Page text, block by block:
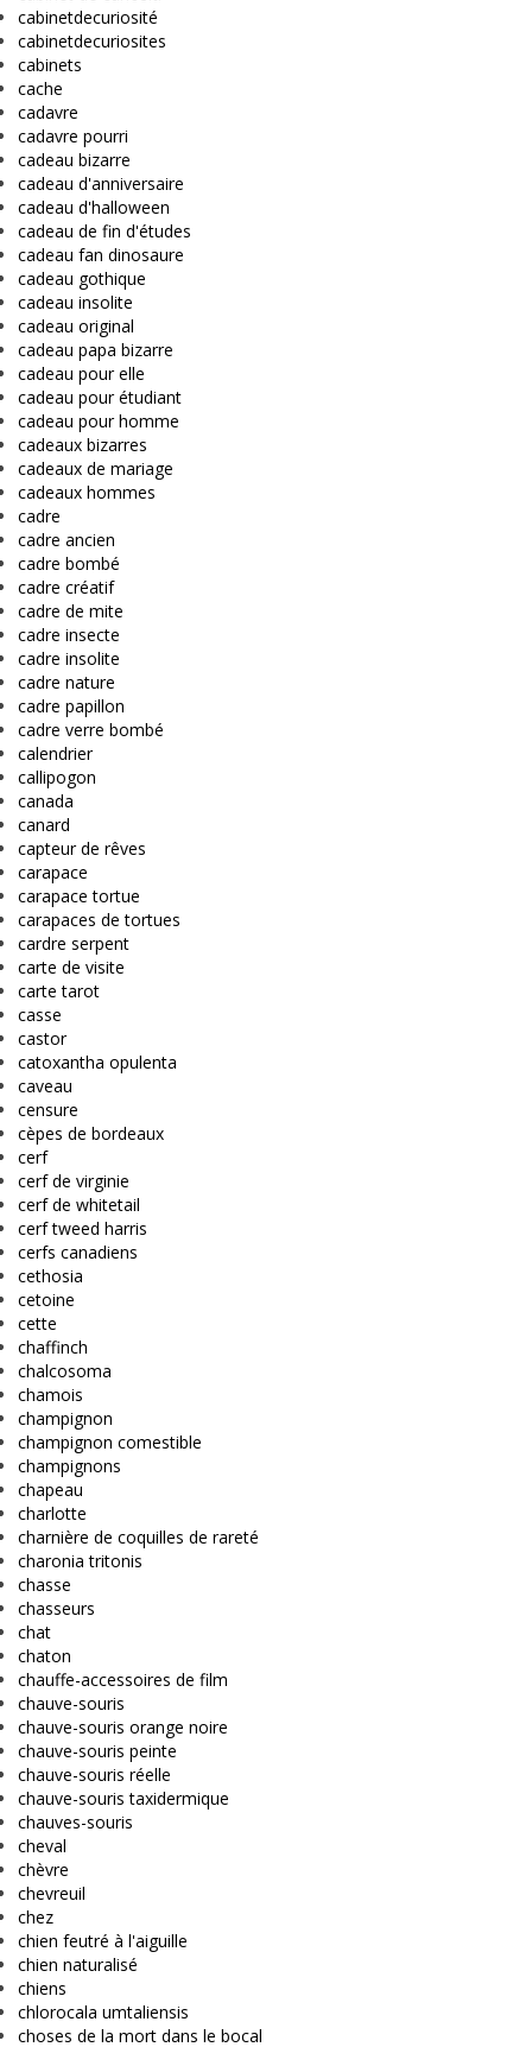
cabinetdecuriosité
cabinetdecuriosites
cabinets
cache
cadavre
cadavre pourri
cadeau bizarre
cadeau d'anniversaire
cadeau d'halloween
cadeau de fin d'études
cadeau fan dinosaure
cadeau gothique
cadeau insolite
cadeau original
cadeau papa bizarre
cadeau pour elle
cadeau pour étudiant
cadeau pour homme
cadeaux bizarres
cadeaux de mariage
cadeaux hommes
cadre
cadre ancien
cadre bombé
cadre créatif
cadre de mite
cadre insecte
cadre insolite
cadre nature
cadre papillon
cadre verre bombé
calendrier
callipogon
canada
canard
capteur de rêves
carapace
carapace tortue
carapaces de tortues
cardre serpent
carte de visite
carte tarot
casse
castor
catoxantha opulenta
caveau
censure
cèpes de bordeaux
cerf
cerf de virginie
cerf de whitetail
cerf tweed harris
cerfs canadiens
cethosia
cetoine
cette
chaffinch
chalcosoma
chamois
champignon
champignon comestible
champignons
chapeau
charlotte
charnière de coquilles de rareté
charonia tritonis
chasse
chasseurs
chat
chaton
chauffe-accessoires de film
chauve-souris
chauve-souris orange noire
chauve-souris peinte
chauve-souris réelle
chauve-souris taxidermique
chauves-souris
cheval
chèvre
chevreuil
chez
chien feutré à l'aiguille
chien naturalisé
chiens
chlorocala umtaliensis
choses de la mort dans le bocal